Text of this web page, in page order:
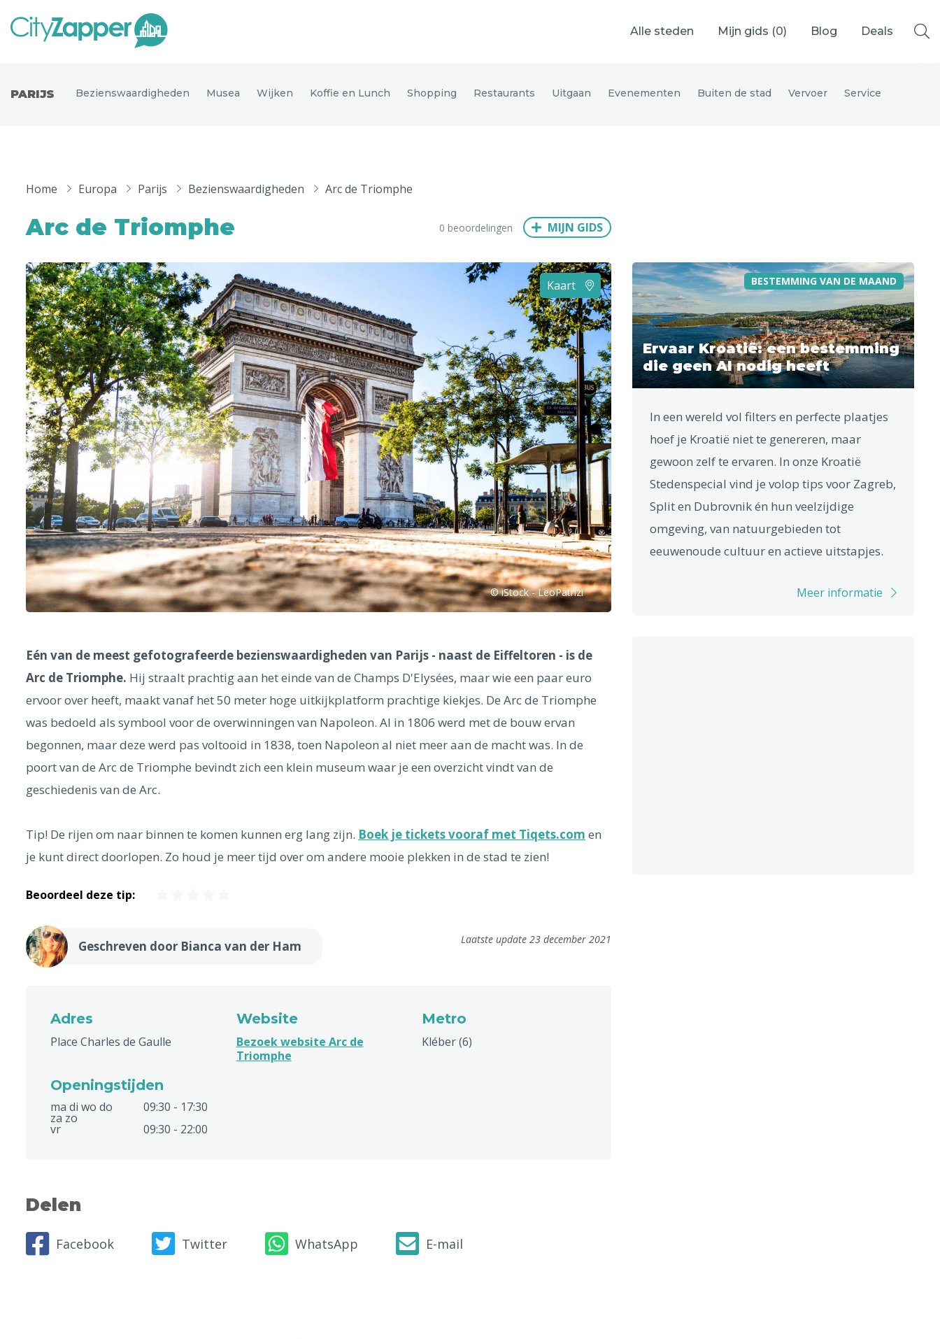
Alle steden Mijn gids (0) Blog Deals
Nederland
Europa
Andere wereldsteden
Uitgelichte bestemmingen
München Wenen Budapest Bangkok
PARIJS Bezienswaardigheden Musea Wijken Koffie en Lunch Shopping Restaurants Uitgaan Evenementen Buiten de stad Vervoer Service
Home Europa Parijs Bezienswaardigheden Arc de Triomphe
Arc de Triomphe 0 beoordelingen MIJN GIDS
Kaart
© iStock - LeoPatrizi
Eén van de meest gefotografeerde bezienswaardigheden van Parijs - naast de Eiffeltoren - is de
Arc de Triomphe. Hij straalt prachtig aan het einde van de Champs D'Elysées, maar wie een paar euro
ervoor over heeft, maakt vanaf het 50 meter hoge uitkijkplatform prachtige kiekjes. De Arc de Triomphe
was bedoeld als symbool voor de overwinningen van Napoleon. Al in 1806 werd met de bouw ervan
begonnen, maar deze werd pas voltooid in 1838, toen Napoleon al niet meer aan de macht was. In de
poort van de Arc de Triomphe bevindt zich een klein museum waar je een overzicht vindt van de
geschiedenis van de Arc.
Tip! De rijen om naar binnen te komen kunnen erg lang zijn. Boek je tickets vooraf met Tiqets.com en
je kunt direct doorlopen. Zo houd je meer tijd over om andere mooie plekken in de stad te zien!
Beoordeel deze tip:
Geschreven door Bianca van der Ham Laatste update 23 december 2021
Adres
Place Charles de Gaulle
Website
Bezoek website Arc de
Triomphe
Metro
Kléber (6)
Openingstijden
ma di wo do
za zo
09:30 - 17:30
vr
09:30 - 22:00
Delen
Facebook Twitter WhatsApp E-mail
BESTEMMING VAN DE MAAND
Ervaar Kroatië: een bestemming
die geen AI nodig heeft
In een wereld vol filters en perfecte plaatjes
hoef je Kroatië niet te genereren, maar
gewoon zelf te ervaren. In onze Kroatië
Stedenspecial vind je volop tips voor Zagreb,
Split en Dubrovnik én hun veelzijdige
omgeving, van natuurgebieden tot
eeuwenoude cultuur en actieve uitstapjes.
Meer informatie